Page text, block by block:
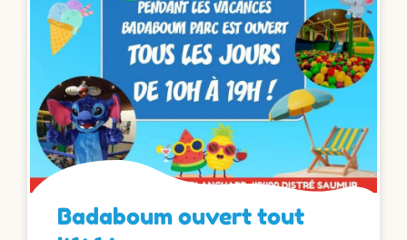
Badaboum ouvert tout